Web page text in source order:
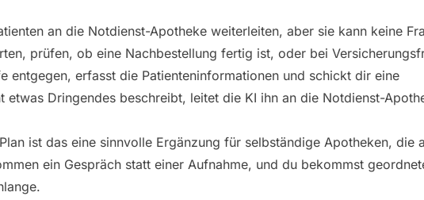
an die Notdienst-Apotheke weiterleiten, aber sie kann keine
prüfen, ob eine Nachbestellung fertig ist, oder bei
entgegen, erfasst die Patienteninformationen und schickt dir eine
etwas Dringendes beschreibt, leitet die KI ihn an die Notdienst-
ist das eine sinnvolle Ergänzung für selbständige Apotheken, die
ein Gespräch statt einer Aufnahme, und du bekommst